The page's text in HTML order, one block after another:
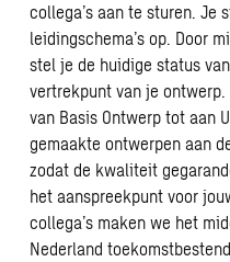
collega’s aan te sturen. Je
leidingschema’s op. Door
stel je de huidige status
vertrekpunt van je
van Basis Ontwerp tot aan
gemaakte ontwerpen aan
zodat de kwaliteit
het aanspreekpunt voor
collega’s maken we het
Nederland